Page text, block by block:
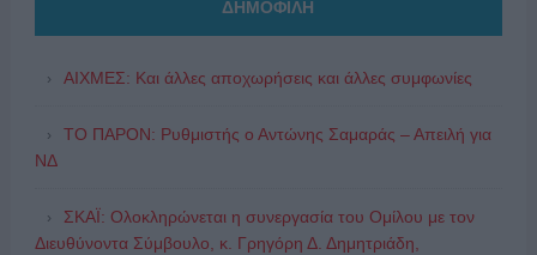
ΔΗΜΟΦΙΛΗ
ΑΙΧΜΕΣ: Και άλλες αποχωρήσεις και άλλες συμφωνίες
ΤΟ ΠΑΡΟΝ: Ρυθμιστής ο Αντώνης Σαμαράς – Απειλή για
ΝΔ
ΣΚΑΪ: Ολοκληρώνεται η συνεργασία του Ομίλου με τον
Διευθύνοντα Σύμβουλο, κ. Γρηγόρη Δ. Δημητριάδη,